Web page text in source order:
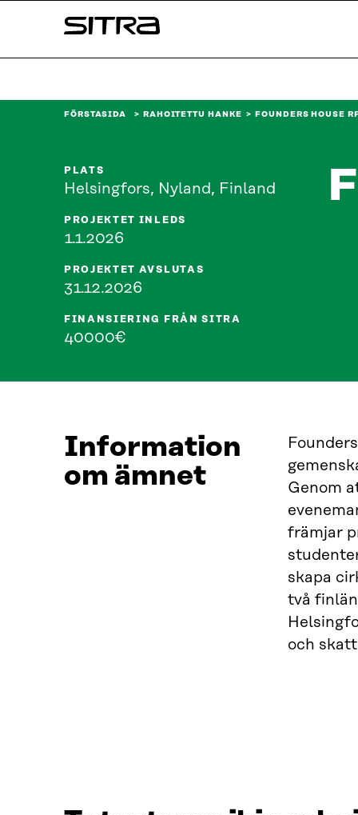
↓
Sitra
FÖRSTASIDA RAHOITETTU HANKE FOUNDERS HOUSE
PLATS
Helsingfors, Nyland, Finland
PROJEKTET INLEDS
1.1.2026
PROJEKTET AVSLUTAS
31.12.2026
FINANSIERING FRÅN SITRA
40000€
Information
om ämnet
Genom
främjar
skapa
två
och